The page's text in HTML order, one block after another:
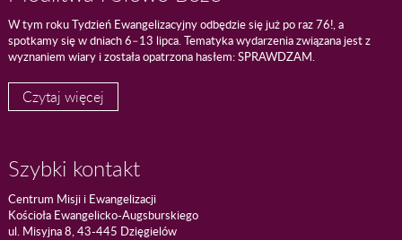
W tym roku Tydzień Ewangelizacyjny odbędzie się już po raz 76!, a
spotkamy się w dniach 6–13 lipca. Tematyka wydarzenia związana jest z
wyznaniem wiary i została opatrzona hasłem: SPRAWDZAM.
Czytaj więcej
Szybki kontakt
Centrum Misji i Ewangelizacji
Kościoła Ewangelicko-Augsburskiego
ul. Misyjna 8, 43-445 Dzięgielów